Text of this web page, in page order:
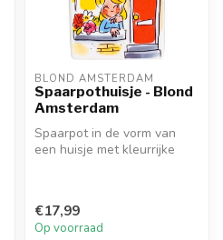
BLOND AMSTERDAM
Spaarpothuisje - Blond
Amsterdam
Spaarpot in de vorm van
een huisje met kleurrijke
€17,99
Op voorraad